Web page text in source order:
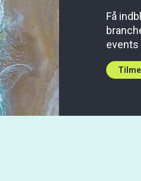
Få
events